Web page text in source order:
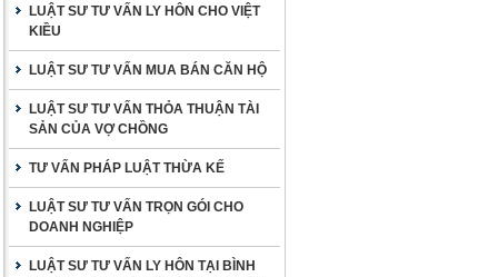
LUẬT SƯ TƯ VẤN LY HÔN CHO VIỆT
KIỀU
LUẬT SƯ TƯ VẤN MUA BÁN CĂN HỘ
LUẬT SƯ TƯ VẤN THỎA THUẬN TÀI
SẢN CỦA VỢ CHỒNG
TƯ VẤN PHÁP LUẬT THỪA KẾ
LUẬT SƯ TƯ VẤN TRỌN GÓI CHO
DOANH NGHIỆP
LUẬT SƯ TƯ VẤN LY HÔN TẠI BÌNH